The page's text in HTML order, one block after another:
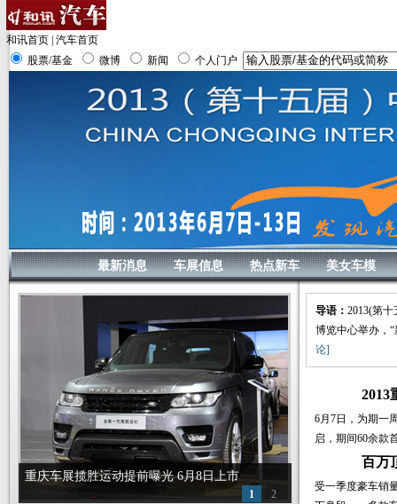
和讯首页 汽车首页
股票/基金
微博 新闻 个人门户
最新消息 车展信息 热点新车 美女车模
重庆车展揽胜运动提前曝光 6月8日上市
1 2
导语： 2013(第
博览中心举办，
论]
2013
6月7日，为期一
启，期间60余款
百万
受一季度豪车销